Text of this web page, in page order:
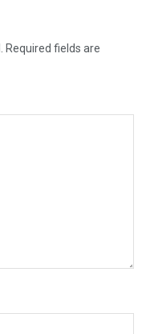
Required fields are